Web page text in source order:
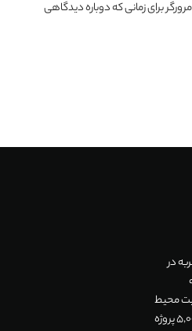
برای زمانی که دوباره دیدگاهی
تجربه در
محیط
زندگی و تجارت شما را تضمین می‌کند. با اجرای بیش از 5,000 پروژه